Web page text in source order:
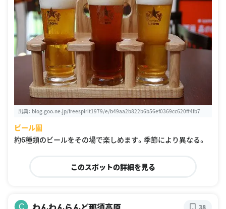
出典： blog.goo.ne.jp/freespirit1979/e/b49aa2b822b6b56ef0369cc620ff4fb7
ビール園
約6種類のビールをその場で楽しめます。季節により異なる。
このスポットの詳細を見る
C 38